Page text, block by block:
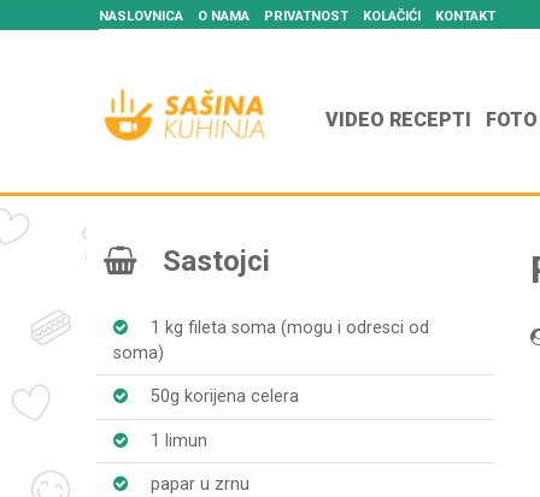
NASLOVNICA O NAMA PRIVATNOST KOLAČIĆI KONTAKT
VIDEO RECEPTI
Sastojci
1 kg fileta soma (mogu i odresci od
soma)
50g korijena celera
1 limun
papar u zrnu